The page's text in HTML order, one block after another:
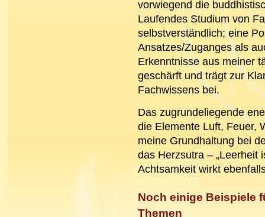
vorwiegend die
Laufendes Studium von
selbstverständlich; eine
Ansatzes/Zuganges als
Erkenntnisse aus meiner
geschärft und trägt zur
Fachwissens bei.
Das zugrundeliegende
die Elemente Luft, Feuer,
meine Grundhaltung bei
das Herzsutra – „Leerheit
Achtsamkeit wirkt
Noch einige Beispiele
Themen